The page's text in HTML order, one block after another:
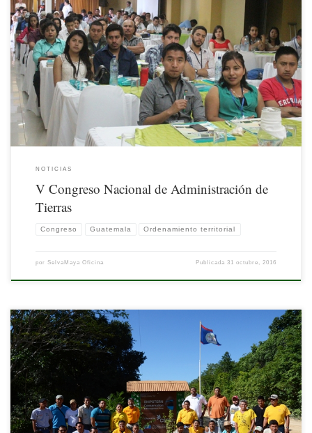
La gestión territorial involucra acciones que promuevan un uso sustentable del
territorio y la utilización más racional de los sistemas que lo componen para la
obtención de determinados bienes y servicios. En este orden de ideas, las áreas
protegidas cumplen una función primordial para la conservación de la base
productiva […]
NOTICIAS
V Congreso Nacional de Administración de
Tierras
Congreso Guatemala Ordenamiento territorial
por SelvaMaya Oficina Publicada31 octubre, 2016
Del 26 al 28 de octubre de 2016 se realizó el Curso SMI 100-200 en la Reserva de
Shipstern Conservation & Managment Areas, Distrito de Corozal, Belice; con el
objetivo de fortalecer el Programa de Conservación y Uso Sostenible de la Selva
Maya; en específico de la Estrategia de Cooperación […]